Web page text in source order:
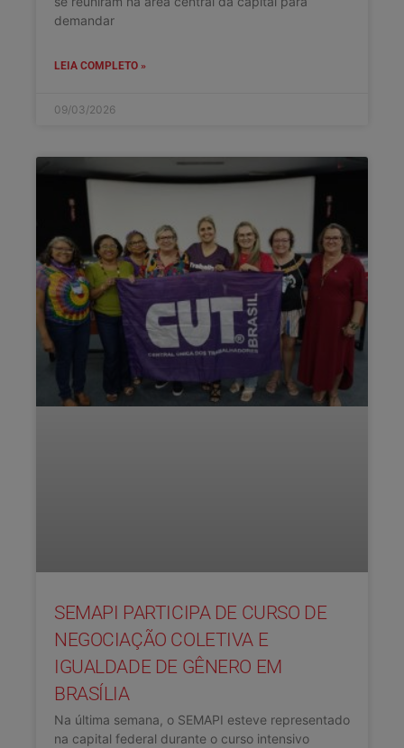
demandar
LEIA COMPLETO »
09/03/2026
SEMAPI PARTICIPA DE CURSO DE
NEGOCIAÇÃO COLETIVA E
IGUALDADE DE GÊNERO EM
BRASÍLIA
Na última semana, o SEMAPI esteve representado
na capital federal durante o curso intensivo